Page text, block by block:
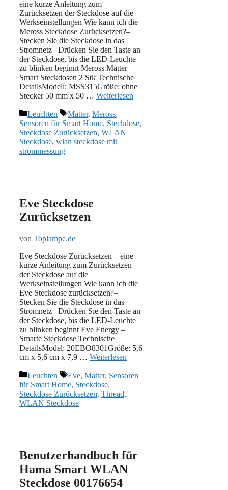
eine kurze Anleitung zum
Zurücksetzen der Steckdose auf die
Werkseinstellungen Wie kann ich die
Meross Steckdose Zurücksetzen?–
Stecken Sie die Steckdose in das
Stromnetz– Drücken Sie den Taste an
der Steckdose, bis die LED-Leuchte
zu blinken beginnt Meross Matter
Smart Steckdosen 2 Stk Technische
DetailsModell: MSS315Größe: ohne
Stecker 50 mm x 50 … Weiterlesen
Kategorien
Leuchten Schlagwörter
Matter, Meross,
Sensoren für Smart Home, Steckdose,
Steckdose Zurücksetzen, WLAN
Steckdose, wlan steckdose mit
strommessung
Eve Steckdose
Zurücksetzen
von Toplampe.de
Eve Steckdose Zurücksetzen – eine
kurze Anleitung zum Zurücksetzen
der Steckdose auf die
Werkseinstellungen Wie kann ich die
Eve Steckdose zurücksetzen?–
Stecken Sie die Steckdose in das
Stromnetz– Drücken Sie den Taste an
der Steckdose, bis die LED-Leuchte
zu blinken beginnt Eve Energy –
Smarte Steckdose Technische
DetailsModel: ‎20EBO8301Größe: 5,6
cm x 5,6 cm x 7,9 … Weiterlesen
Kategorien
Leuchten Schlagwörter
Eve, Matter, Sensoren
für Smart Home, Steckdose,
Steckdose Zurücksetzen, Thread,
WLAN Steckdose
Benutzerhandbuch für
Hama Smart WLAN
Steckdose 00176654